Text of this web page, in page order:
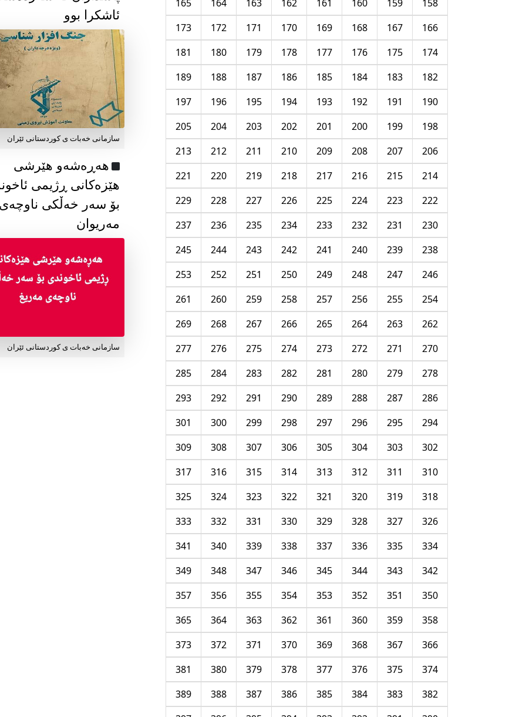
158
159
160
161
162
163
164
165
166
167
168
169
170
171
172
173
174
175
176
177
178
179
180
181
182
183
184
185
186
187
188
189
190
191
192
193
194
195
196
197
198
199
200
201
202
203
204
205
206
207
208
209
210
211
212
213
214
215
216
217
218
219
220
221
222
223
224
225
226
227
228
229
230
231
232
233
234
235
236
237
238
239
240
241
242
243
244
245
246
247
248
249
250
251
252
253
254
255
256
257
258
259
260
261
262
263
264
265
266
267
268
269
270
271
272
273
274
275
276
277
278
279
280
281
282
283
284
285
286
287
288
289
290
291
292
293
294
295
296
297
298
299
300
301
302
303
304
305
306
307
308
309
310
311
312
313
314
315
316
317
318
319
320
321
322
323
324
325
326
327
328
329
330
331
332
333
334
335
336
337
338
339
340
341
342
343
344
345
346
347
348
349
350
351
352
353
354
355
356
357
358
359
360
361
362
363
364
365
366
367
368
369
370
371
372
373
374
375
376
377
378
379
380
381
382
383
384
385
386
387
388
389
ئاشکرا بوو
سازمانی خەبات ی كوردستانی ئێران
هەڕەشەو هێرشی
هێزەکانی ڕژیمی
بۆ سەر خەڵکی
مەریوان
سازمانی خەبات ی کوردستانی ئێران